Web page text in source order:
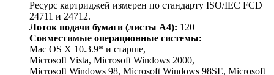
Ресурс картриджей измерен по стандарту ISO/IEC FCD
24711 и 24712.
Лоток подачи бумаги (листы А4): 120
Совместимые операционные системы:
Mac OS X 10.3.9* и старше,
Microsoft Vista, Microsoft Windows 2000,
Microsoft Windows 98, Microsoft Windows 98SE, Microsoft